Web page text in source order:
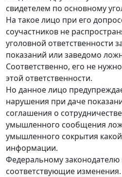
свидетелем по основному
На такое лицо при его
соучастников не
уголовной ответственности
показаний или заведомо
Соответственно, его не
этой ответственности.
Но данное лицо
нарушения при даче
соглашения о
умышленного сообщения
умышленного сокрытия
информации.
Федеральному
соответствующие изменения.